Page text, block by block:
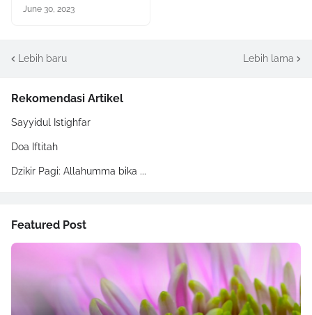
June 30, 2023
Lebih baru Lebih lama
Rekomendasi Artikel
Sayyidul Istighfar
Doa Iftitah
Dzikir Pagi: Allahumma bika ...
Featured Post